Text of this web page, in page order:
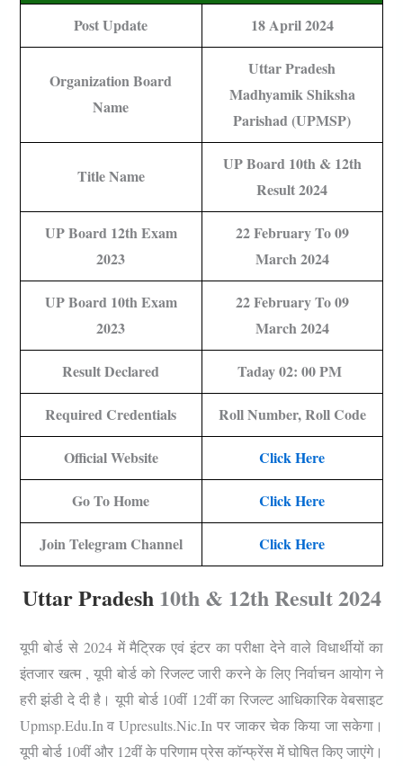
Post Update 18 April 2024
Organization Board
Name
Uttar Pradesh
Madhyamik Shiksha
Parishad (UPMSP)
Title Name
UP Board 10th & 12th
Result 2024
UP Board 12th Exam
2023
22 February To 09
March 2024
UP Board 10th Exam
2023
22 February To 09
March 2024
Result Declared Taday 02: 00 PM
Required Credentials Roll Number, Roll Code
Official Website Click Here
Go To Home Click Here
Join Telegram Channel Click Here
Uttar Pradesh 10th & 12th Result 2024
यूपी बोर्ड से 2024 में मैट्रिक एवं इंटर का परीक्षा देने वाले विधार्थीयों का
इंतजार खत्म , यूपी बोर्ड को रिजल्ट जारी करने के लिए निर्वाचन आयोग ने
हरी झंडी दे दी है। यूपी बोर्ड 10वीं 12वीं का रिजल्ट आधिकारिक वेबसाइट
Upmsp.edu.in व Upresults.nic.in पर जाकर चेक किया जा सकेगा।
यूपी बोर्ड 10वीं और 12वीं के परिणाम प्रेस कॉन्फ्रेंस में घोषित किए जाएंगे।